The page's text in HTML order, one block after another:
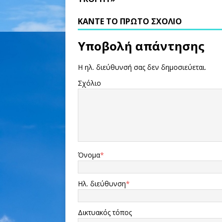
ΚΆΝΤΕ ΤΟ ΠΡΏΤΟ ΣΧΌΛΙΟ
Υποβολή απάντησης
Η ηλ. διεύθυνσή σας δεν δημοσιεύεται.
Σχόλιο
Όνομα*
Ηλ. διεύθυνση*
Δικτυακός τόπος